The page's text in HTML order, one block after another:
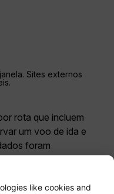
Sites externos
rota que incluem
um voo de ida e
foram
para a
geralmente à